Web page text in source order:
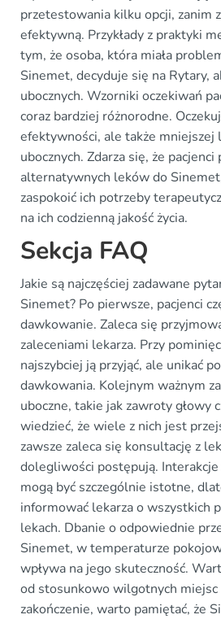
przetestowania kilku opcji, zanim
efektywną. Przykłady z praktyki
tym, że osoba, która miała
Sinemet, decyduje się na Rytary,
ubocznych. Wzorniki oczekiwań
coraz bardziej różnorodne.
efektywności, ale także mniejszej
ubocznych. Zdarza się, że pacjenci
alternatywnych leków do
zaspokoić ich potrzeby
na ich codzienną jakość życia.
Sekcja FAQ
Jakie są najczęściej zadawane
Sinemet? Po pierwsze, pacjenci
dawkowanie. Zaleca się
zaleceniami lekarza. Przy
najszybciej ją przyjąć, ale unikać
dawkowania. Kolejnym ważnym
uboczne, takie jak zawroty głowy
wiedzieć, że wiele z nich jest
zawsze zaleca się konsultację z
dolegliwości postępują.
mogą być szczególnie istotne,
informować lekarza o wszystkich
lekach. Dbanie o odpowiednie
Sinemet, w temperaturze
wpływa na jego skuteczność.
od stosunkowo wilgotnych miejsc
zakończenie, warto pamiętać, że